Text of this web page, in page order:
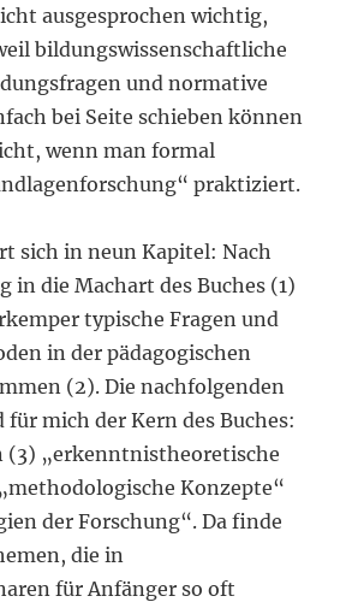
ausgesprochen wichtig,
bildungswissenschaftliche
und normative
bei Seite schieben können
wenn man formal
praktiziert.
sich in neun Kapitel: Nach
in die Machart des Buches (1)
typische Fragen und
in der pädagogischen
(2). Die nachfolgenden
mich der Kern des Buches:
(3) „erkenntnistheoretische
Konzepte“
der Forschung“. Da finde
die in
für Anfänger so oft